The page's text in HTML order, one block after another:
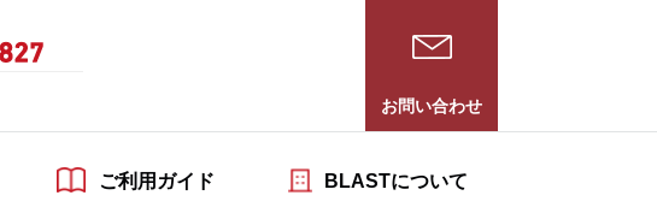
お問い合わせ
ご利用ガイド BLASTについて